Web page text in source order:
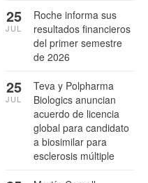
Roche informa sus
resultados financieros
del primer semestre
de 2026
25
JUL
Teva y Polpharma
Biologics anuncian
acuerdo de licencia
global para candidato
a biosimilar para
esclerosis múltiple
25
JUL